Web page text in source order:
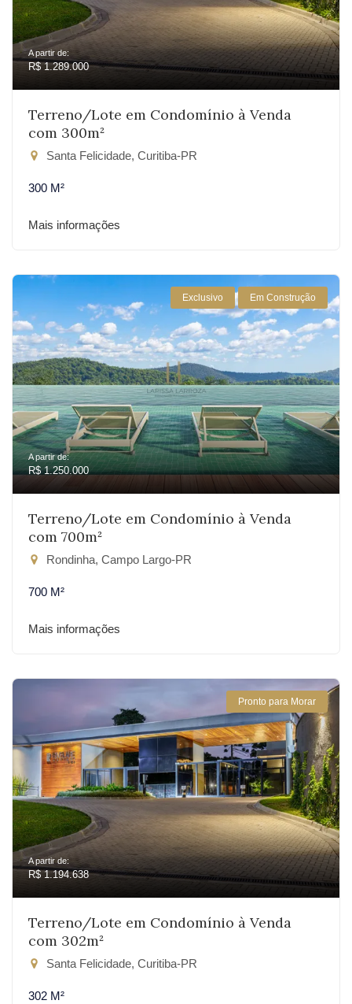
A partir de:
R$ 1.289.000
Terreno/Lote em Condomínio à Venda
com 300m²
Santa Felicidade, Curitiba-PR
300 M²
Mais informações
Exclusivo Em Construção
A partir de:
R$ 1.250.000
Terreno/Lote em Condomínio à Venda
com 700m²
Rondinha, Campo Largo-PR
700 M²
Mais informações
Pronto para Morar
A partir de:
R$ 1.194.638
Terreno/Lote em Condomínio à Venda
com 302m²
Santa Felicidade, Curitiba-PR
302 M²